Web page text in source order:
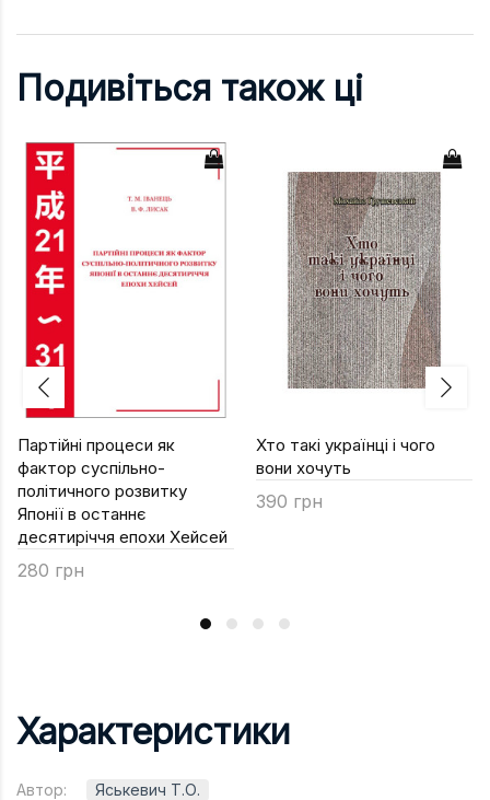
Подивіться також ці
Партійні процеси як
фактор суспільно-
політичного розвитку
Японії в останнє
десятиріччя епохи Хейсей
280 грн
Хто такі українці і чого
вони хочуть
390 грн
Характеристики
Автор:
Яськевич Т.О.